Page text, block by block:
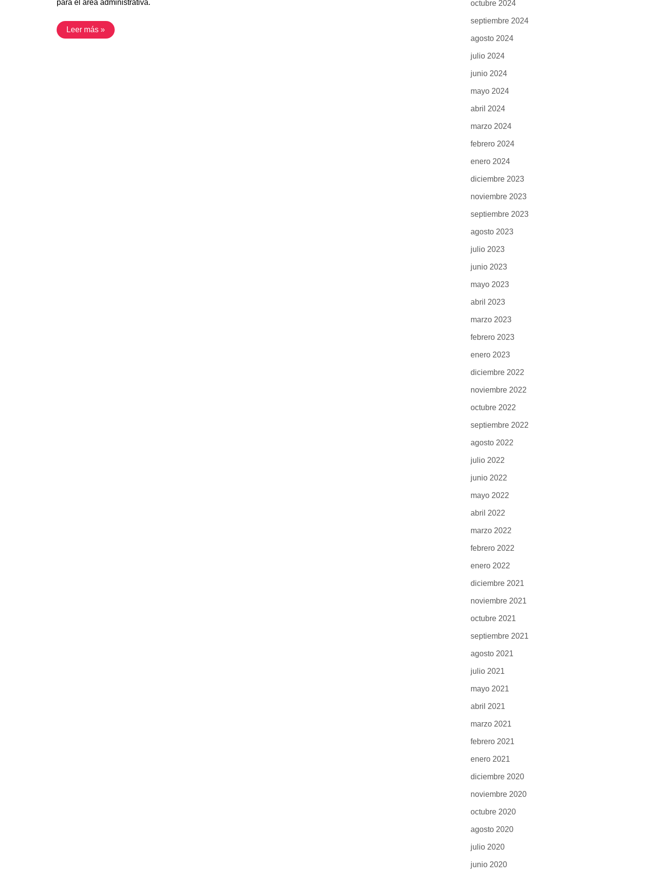
para el área administrativa.
Leer más »
octubre 2024
septiembre 2024
agosto 2024
julio 2024
junio 2024
mayo 2024
abril 2024
marzo 2024
febrero 2024
enero 2024
diciembre 2023
noviembre 2023
septiembre 2023
agosto 2023
julio 2023
junio 2023
mayo 2023
abril 2023
marzo 2023
febrero 2023
enero 2023
diciembre 2022
noviembre 2022
octubre 2022
septiembre 2022
agosto 2022
julio 2022
junio 2022
mayo 2022
abril 2022
marzo 2022
febrero 2022
enero 2022
diciembre 2021
noviembre 2021
octubre 2021
septiembre 2021
agosto 2021
julio 2021
mayo 2021
abril 2021
marzo 2021
febrero 2021
enero 2021
diciembre 2020
noviembre 2020
octubre 2020
agosto 2020
julio 2020
junio 2020